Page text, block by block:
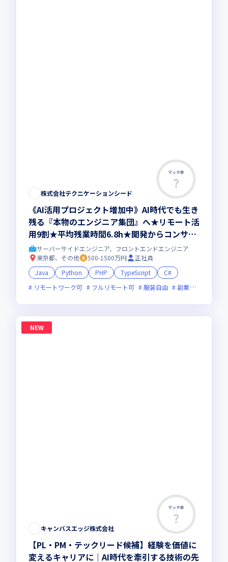
マッチ率
株式会社テクニケーションシード
《AI活用プロジェクト増加中》AI時代でも生き
残る『本物のエンジニア集団』へ★リモート活
用9割★平均残業時間6.8h★開発からコンサル
領域まで、一気通貫でキャリアを作りたいあな
たにオススメの環境です！
サーバーサイドエンジニア、フロントエンドエンジニア
東京都、その他
500-1500万円
正社員
Java
Python PHP TypeScript
C#
リモートワーク可
フルリモート可 服装自由 副業可
NEW
マッチ率
キャンバスエッジ株式会社
【PL・PM・テックリード候補】経験を価値に
変えるキャリアに｜AI時代を牽引する技術の先